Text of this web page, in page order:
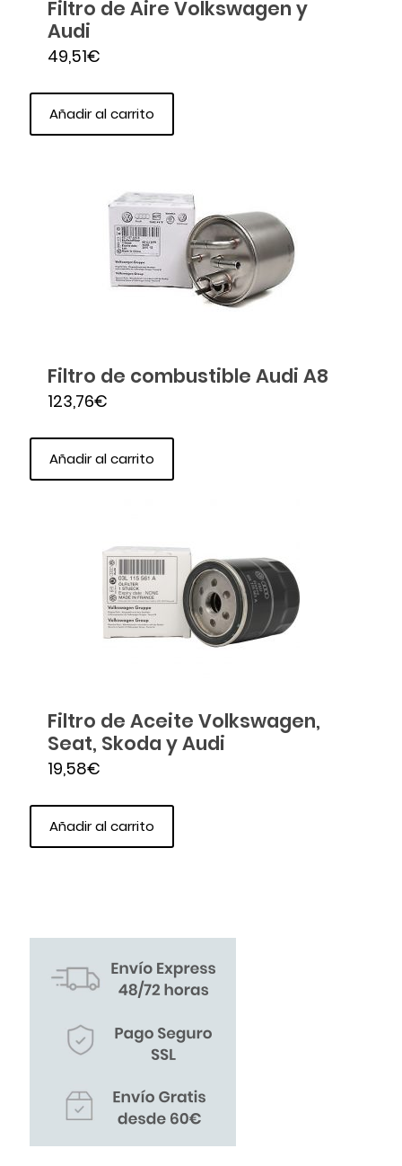
Filtro de Aire Volkswagen y
Audi
49,51€
Añadir al carrito
Filtro de combustible Audi A8
123,76€
Añadir al carrito
Filtro de Aceite Volkswagen,
Seat, Skoda y Audi
19,58€
Añadir al carrito